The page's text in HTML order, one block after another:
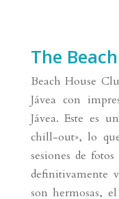
The
Beach House
Jávea con
Jávea. Este es
chill-out», lo
sesiones de
definitivamente
son hermosas,